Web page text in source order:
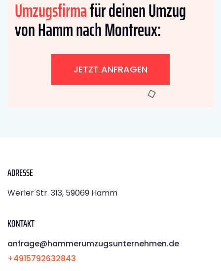
Umzugsfirmafür deinen Umzug
von Hamm nach Montreux:
JETZT ANFRAGEN
ADRESSE
Werler Str. 313, 59069 Hamm
KONTAKT
anfrage@hammerumzugsunternehmen.de
+4915792632843